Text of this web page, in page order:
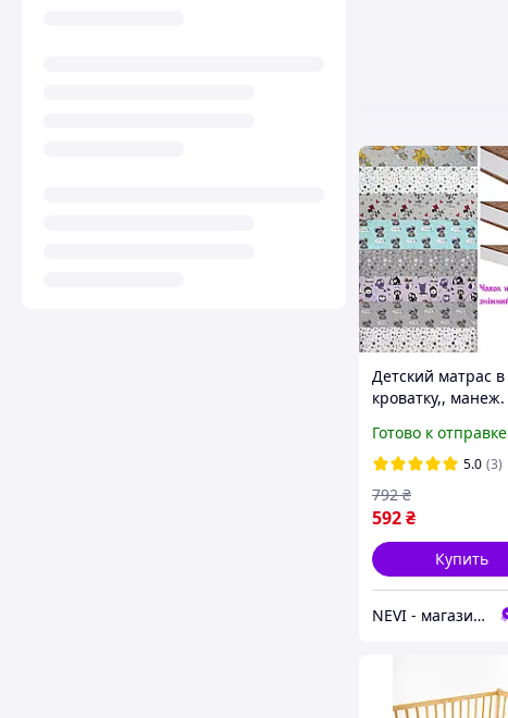
Детский матрас в
кроватку,, манеж.
120х60см
Готово к отправке
5.0 (3)
592₴
792 ₴
Купить
NEVI - магазин детских товаров